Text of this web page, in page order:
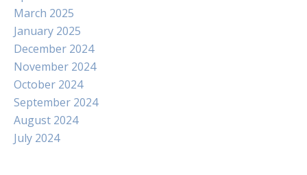
March 2025
January 2025
December 2024
November 2024
October 2024
September 2024
August 2024
July 2024